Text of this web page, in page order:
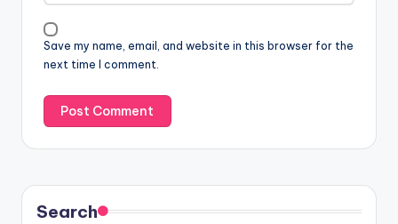
Save my name, email, and website in this browser for the
next time I comment.
Search